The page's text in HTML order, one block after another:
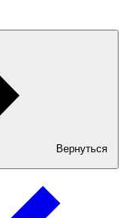
Вернуться